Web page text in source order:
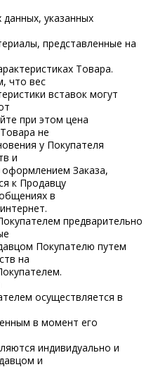
указанных
представленные на
Товара.
что вес
вставок могут
при этом цена
не
у Покупателя
и
оформлением Заказа,
к Продавцу
в
предварительно
Покупателю путем
на
осуществляется в
в момент его
индивидуально и
и